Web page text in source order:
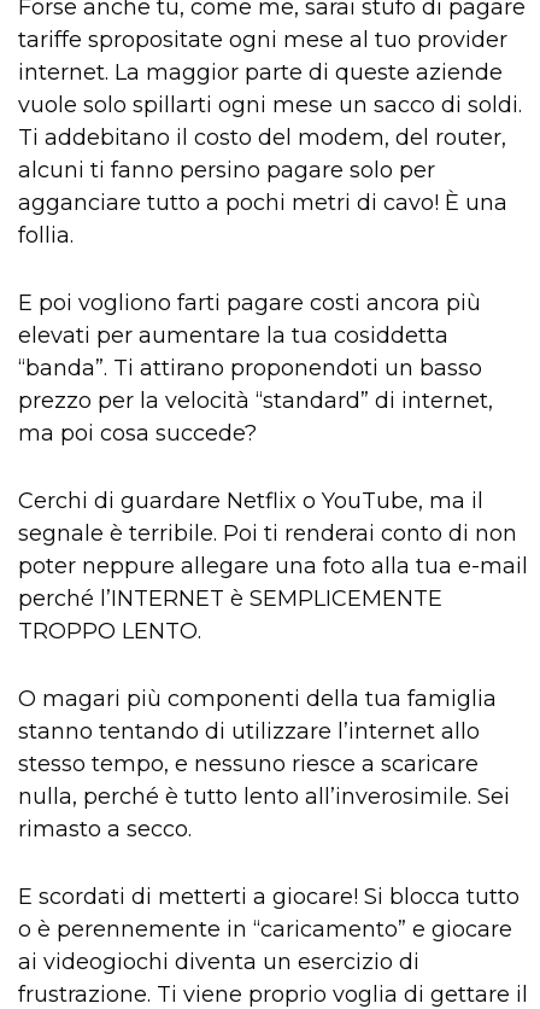
Forse anche tu, come me, sarai stufo di pagare
tariffe spropositate ogni mese al tuo provider
internet. La maggior parte di queste aziende
vuole solo spillarti ogni mese un sacco di soldi.
Ti addebitano il costo del modem, del router,
alcuni ti fanno persino pagare solo per
agganciare tutto a pochi metri di cavo! È una
follia.
E poi vogliono farti pagare costi ancora più
elevati per aumentare la tua cosiddetta
“banda”. Ti attirano proponendoti un basso
prezzo per la velocità “standard” di internet,
ma poi cosa succede?
Cerchi di guardare Netflix o YouTube, ma il
segnale è terribile. Poi ti renderai conto di non
poter neppure allegare una foto alla tua e-mail
perché l’INTERNET è SEMPLICEMENTE
TROPPO LENTO.
O magari più componenti della tua famiglia
stanno tentando di utilizzare l’internet allo
stesso tempo, e nessuno riesce a scaricare
nulla, perché è tutto lento all’inverosimile. Sei
rimasto a secco.
E scordati di metterti a giocare! Si blocca tutto
o è perennemente in “caricamento” e giocare
ai videogiochi diventa un esercizio di
frustrazione. Ti viene proprio voglia di gettare il